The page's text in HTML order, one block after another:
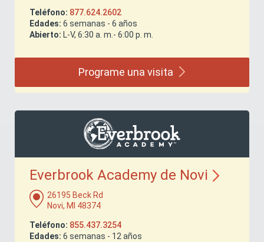
Teléfono: 877.624.2602
Edades: 6 semanas - 6 años
Abierto: L-V, 6:30 a. m.- 6:00 p. m.
Programe una visita
Everbrook Academy de Novi
26195 Beck Rd
Novi, MI 48374
Teléfono: 855.437.3254
Edades: 6 semanas - 12 años